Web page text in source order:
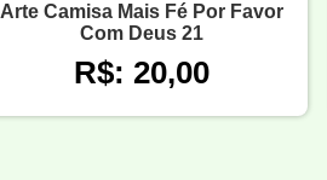
Arte Camisa Mais Fé Por Favor
Com Deus 21
R$: 20,00